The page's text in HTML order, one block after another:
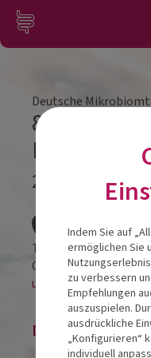
Zum Inhalt springen
Deutsche
8.
DePROM
25.02. -
Titanic Chausee
Chausseestraße 30
und als online-
Die
Indem Sie auf
ermöglichen Sie
zu verbessern
Empfehlungen
auszuspielen.
ausdrückliche
„Konfigurieren“
individuell